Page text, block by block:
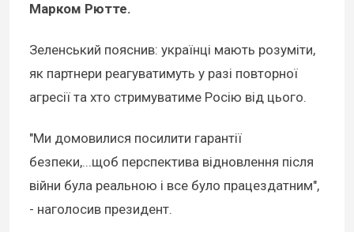
Марком Рютте.
Зеленський пояснив: українці мають розуміти,
як партнери реагуватимуть у разі повторної
агресії та хто стримуватиме Росію від цього.
"Ми домовилися посилити гарантії
безпеки,...щоб перспектива відновлення після
війни була реальною і все було працездатним",
- наголосив президент.